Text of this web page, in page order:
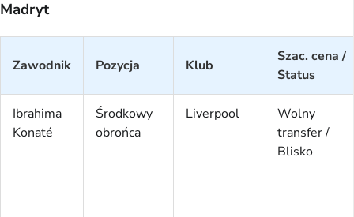
Madryt
Zawodnik Pozycja Klub
Szac. cena /
Status
Ibrahima
Konaté
Środkowy
obrońca
Liverpool
Wolny
transfer /
Blisko